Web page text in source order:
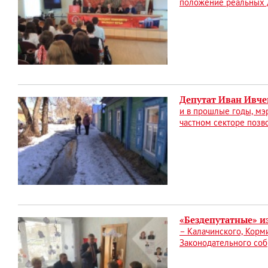
положение реальных
Депутат Иван
и в прошлые годы,
частном секторе
«Бездепутатные»
– Калачинского,
Законодательного